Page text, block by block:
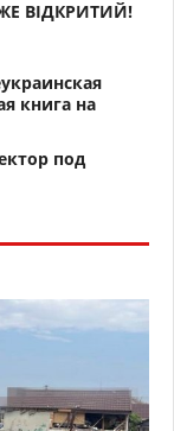
ВІДКРИТИЙ!
книга на
под